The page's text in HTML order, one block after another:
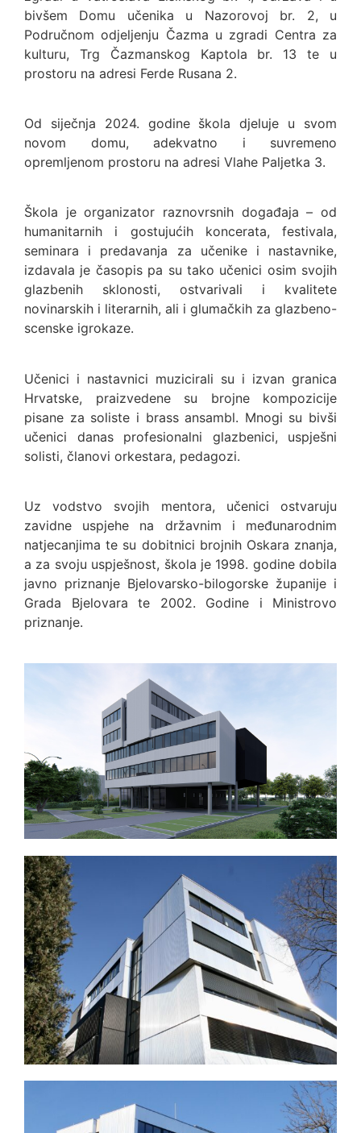
bivšem Domu učenika u Nazorovoj br. 2, u
Područnom odjeljenju Čazma u zgradi Centra za
kulturu, Trg Čazmanskog Kaptola br. 13 te u
prostoru na adresi Ferde Rusana 2.
Od siječnja 2024. godine škola djeluje u svom
novom domu, adekvatno i suvremeno
opremljenom prostoru na adresi Vlahe Paljetka 3.
Škola je organizator raznovrsnih događaja – od
humanitarnih i gostujućih koncerata, festivala,
seminara i predavanja za učenike i nastavnike,
izdavala je časopis pa su tako učenici osim svojih
glazbenih sklonosti, ostvarivali i kvalitete
novinarskih i literarnih, ali i glumačkih za glazbeno-
scenske igrokaze.
Učenici i nastavnici muzicirali su i izvan granica
Hrvatske, praizvedene su brojne kompozicije
pisane za soliste i brass ansambl. Mnogi su bivši
učenici danas profesionalni glazbenici, uspješni
solisti, članovi orkestara, pedagozi.
Uz vodstvo svojih mentora, učenici ostvaruju
zavidne uspjehe na državnim i međunarodnim
natjecanjima te su dobitnici brojnih Oskara znanja,
a za svoju uspješnost, škola je 1998. godine dobila
javno priznanje Bjelovarsko-bilogorske županije i
Grada Bjelovara te 2002. Godine i Ministrovo
priznanje.